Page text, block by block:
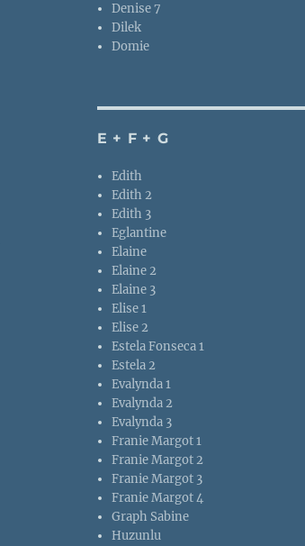
Denise 7
Dilek
Domie
E + F + G
Edith
Edith 2
Edith 3
Eglantine
Elaine
Elaine 2
Elaine 3
Elise 1
Elise 2
Estela Fonseca 1
Estela 2
Evalynda 1
Evalynda 2
Evalynda 3
Franie Margot 1
Franie Margot 2
Franie Margot 3
Franie Margot 4
Graph Sabine
Huzunlu